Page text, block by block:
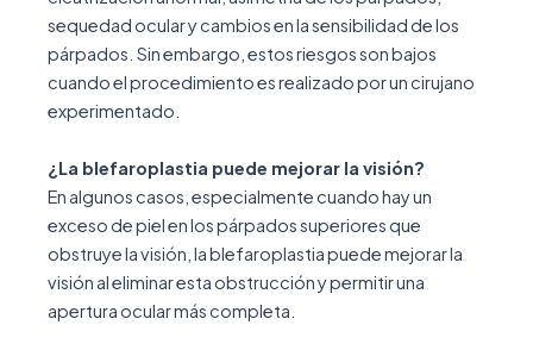
sequedad ocular y cambios en la sensibilidad de los
párpados. Sin embargo, estos riesgos son bajos
cuando el procedimiento es realizado por un cirujano
experimentado.
¿La blefaroplastia puede mejorar la visión?
En algunos casos, especialmente cuando hay un
exceso de piel en los párpados superiores que
obstruye la visión, la blefaroplastia puede mejorar la
visión al eliminar esta obstrucción y permitir una
apertura ocular más completa.